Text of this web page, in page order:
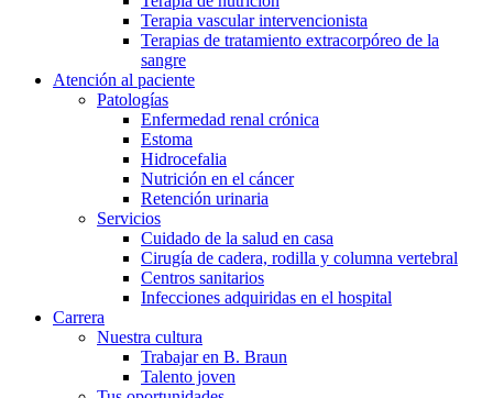
Terapia vascular intervencionista
Terapias de tratamiento extracorpóreo de la
sangre
Atención al paciente
Patologías
Enfermedad renal crónica
Estoma
Hidrocefalia
Nutrición en el cáncer
Retención urinaria
Servicios
Cuidado de la salud en casa
Cirugía de cadera, rodilla y columna vertebral
Centros sanitarios
Infecciones adquiridas en el hospital
Carrera
Nuestra cultura
Trabajar en B. Braun
Talento joven